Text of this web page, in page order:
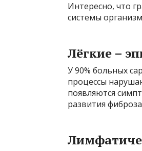
Интересно, что
системы
Лёгкие –
У 90% больных
процессы
появляются
развития